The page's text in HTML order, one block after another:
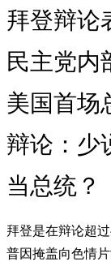
拜登辩论
民主党内
美国首场
辩论：​少
当总统？
拜登是在辩论超
普因掩盖向色情